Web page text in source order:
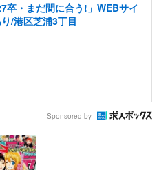
卒・まだ間に合う!」WEBサイ
/港区芝浦3丁目
Sponsored by